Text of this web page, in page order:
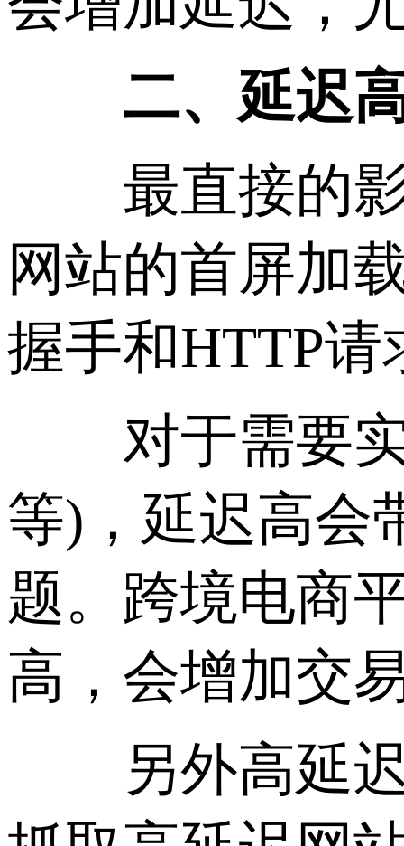
二、延迟高
最直接的影
网站的首屏加
握手和HTTP
对于需要实
等)，延迟高会
题。跨境电商
高，会增加交
另外高延迟